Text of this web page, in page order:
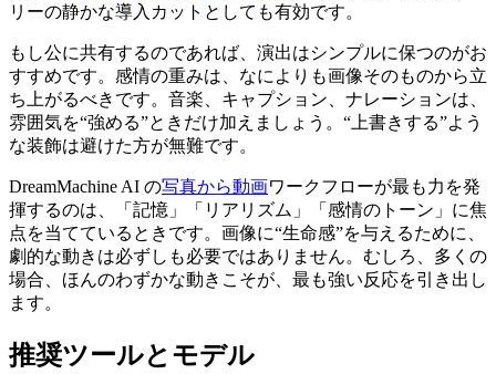
リーの静かな導入カットとしても有効です。
もし公に共有するのであれば、演出はシンプルに保つのがお
すすめです。感情の重みは、なによりも画像そのものから立
ち上がるべきです。音楽、キャプション、ナレーションは、
雰囲気を“強める”ときだけ加えましょう。“上書きする”よう
な装飾は避けた方が無難です。
DreamMachine AI の写真から動画ワークフローが最も力を発
揮するのは、「記憶」「リアリズム」「感情のトーン」に焦
点を当てているときです。画像に“生命感”を与えるために、
劇的な動きは必ずしも必要ではありません。むしろ、多くの
場合、ほんのわずかな動きこそが、最も強い反応を引き出し
ます。
推奨ツールとモデル